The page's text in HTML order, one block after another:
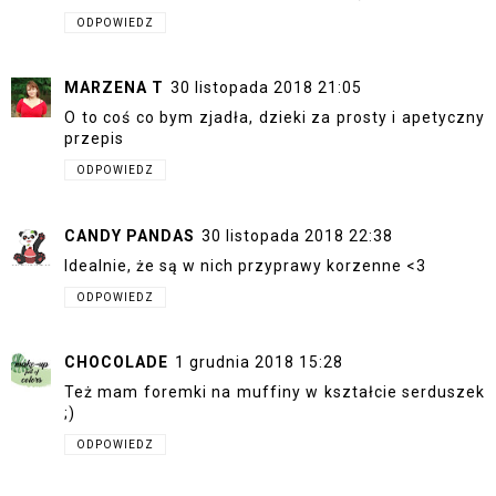
ODPOWIEDZ
MARZENA T 30 listopada 2018 21:05
O to coś co bym zjadła, dzieki za prosty i apetyczny
przepis
ODPOWIEDZ
CANDY PANDAS 30 listopada 2018 22:38
Idealnie, że są w nich przyprawy korzenne <3
ODPOWIEDZ
CHOCOLADE 1 grudnia 2018 15:28
Też mam foremki na muffiny w kształcie serduszek
;)
ODPOWIEDZ